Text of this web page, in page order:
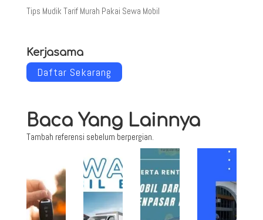
Tips Mudik Tarif Murah Pakai Sewa Mobil
Kerjasama
Daftar Sekarang
Baca Yang Lainnya
Tambah referensi sebelum berpergian.